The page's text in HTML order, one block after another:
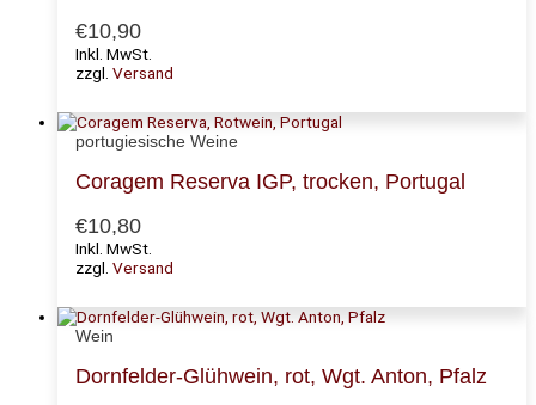
€10,90
Inkl. MwSt.
zzgl. Versand
portugiesische Weine
Coragem Reserva IGP, trocken, Portugal
€10,80
Inkl. MwSt.
zzgl. Versand
Wein
Dornfelder-Glühwein, rot, Wgt. Anton, Pfalz